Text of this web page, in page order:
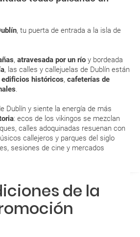
, tu puerta de entrada a la isla de
, atravesada por un río y bordeada
, las calles y callejuelas de Dublín están
edificios históricos, cafeterías de
Dublín y siente la energía de más
: ecos de los vikingos se mezclan
calles adoquinadas resuenan con
callejeros y parques del siglo
sesiones de cine y mercados
de su web) para que no te carguen un
aeropuerto.
la documentación de un paquete
tours...) te enviaremos la documentación
10 días antes de salida, la cual deberás
requerida en el mostrador de la compañía
el check-in el día de la salida.
¿Puedo anular o
del viaje? ¿Qué gastos puede
o modificación del viaje?
tener mi pasaporte para ir
tengo que estar en el
de la